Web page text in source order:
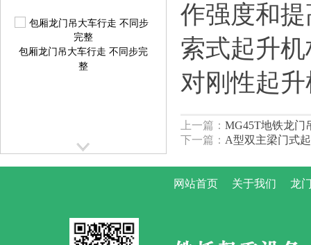
包厢龙门吊大车行走 不同步完
整
作强度和
索式起升
对刚性起
上一篇： MG45T地铁龙门
下一篇： A型双主梁门式
网站首页 关于我们 龙